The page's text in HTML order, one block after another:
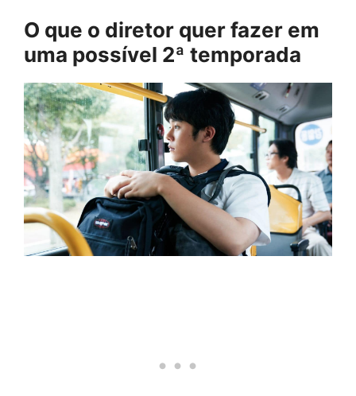
O que o diretor quer fazer em
uma possível 2ª temporada